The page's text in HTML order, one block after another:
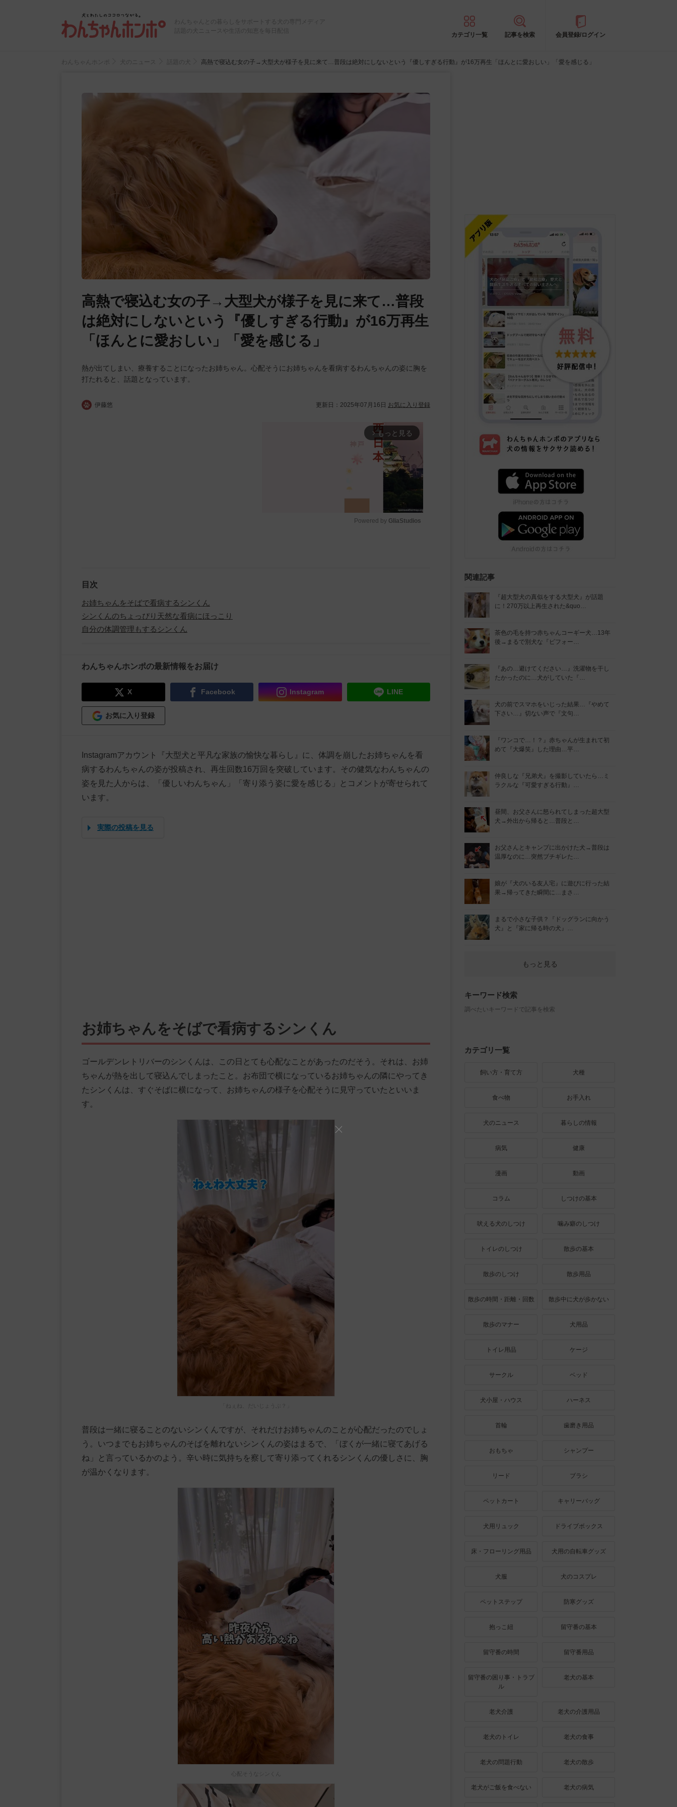
わんちゃんとの暮らしをサポートする犬の専門メディア
話題の犬ニュースや生活の知恵を毎日配信
カテゴリ一覧 記事を検索 会員登録/ログイン
わんちゃんホンポ 犬のニュース 話題の犬 高熱で寝込む女の子→大型犬が様子を見に来て…普段は絶対にしないという『優しすぎる行動』が16万再生「ほんとに愛おしい」「愛を感じる」
高熱で寝込む女の子→大型犬が様子を見に来て…普段
は絶対にしないという『優しすぎる行動』が16万再生
「ほんとに愛おしい」「愛を感じる」
熱が出てしまい、療養することになったお姉ちゃん。心配そうにお姉ちゃんを看病するわんちゃんの姿に胸を
打たれると、話題となっています。
伊藤悠 更新日： 2025年07月16日 お気に入り登録
arrow_forward_ios もっと見る
Powered by GliaStudios
目次
お姉ちゃんをそばで看病するシンくん
シンくんのちょっぴり天然な看病にほっこり
自分の体調管理もするシンくん
わんちゃんホンポの最新情報をお届け
X Facebook Instagram LINE
お気に入り登録
Instagramアカウント『大型犬と平凡な家族の愉快な暮らし』に、体調を崩したお姉ちゃんを看
病するわんちゃんの姿が投稿され、再生回数16万回を突破しています。その健気なわんちゃんの
姿を見た人からは、「優しいわんちゃん」「寄り添う姿に愛を感じる」とコメントが寄せられて
います。
実際の投稿を見る
お姉ちゃんをそばで看病するシンくん
ゴールデンレトリバーのシンくんは、この日とても心配なことがあったのだそう。それは、お姉
ちゃんが熱を出して寝込んでしまったこと。お布団で横になっているお姉ちゃんの隣にやってき
たシンくんは、すぐそばに横になって、お姉ちゃんの様子を心配そうに見守っていたといいま
す。
「ねぇね、だいじょうぶ？」
普段は一緒に寝ることのないシンくんですが、それだけお姉ちゃんのことが心配だったのでしょ
う。いつまでもお姉ちゃんのそばを離れないシンくんの姿はまるで、「ぼくが一緒に寝てあげる
ね」と言っているかのよう。辛い時に気持ちを察して寄り添ってくれるシンくんの優しさに、胸
が温かくなります。
関連記事
『超大型犬の真似をする大型犬』が話題
に！270万以上再生された&quo…
茶色の毛を持つ赤ちゃんコーギー犬…13年
後→まるで別犬な『ビフォー…
『あの…避けてください…』洗濯物を干し
たかったのに…犬がしていた『…
犬の前でスマホをいじった結果…『やめて
下さい…』切ない声で『文句…
『ワンコで…！？』赤ちゃんが生まれて初
めて『大爆笑』した理由…平…
仲良しな『兄弟犬』を撮影していたら…ミ
ラクルな『可愛すぎる行動』…
昼間、お父さんに怒られてしまった超大型
犬→外出から帰ると…普段と…
お父さんとキャンプに出かけた犬→普段は
温厚なのに…突然ブチギレた…
娘が『犬のいる友人宅』に遊びに行った結
果→帰ってきた瞬間に…まさ…
まるで小さな子供？『ドッグランに向かう
犬』と『家に帰る時の犬』…
もっと見る
キーワード検索
調べたいキーワードで記事を検索
カテゴリ一覧
飼い方・育て方 犬種
食べ物 お手入れ
犬のニュース 暮らしの情報
病気 健康
漫画 動画
コラム しつけの基本
吠える犬のしつけ 噛み癖のしつけ
トイレのしつけ 散歩の基本
散歩のしつけ 散歩用品
散歩の時間・距離・回数 散歩中に犬が歩かない
散歩のマナー 犬用品
トイレ用品 ケージ
サークル ベッド
犬小屋・ハウス ハーネス
首輪 歯磨き用品
おもちゃ シャンプー
リード ブラシ
ペットカート キャリーバッグ
犬用リュック ドライブボックス
床・フローリング用品 犬用の自転車グッズ
犬服 犬のコスプレ
ペットステップ 防寒グッズ
抱っこ紐 留守番の基本
留守番の時間 留守番用品
留守番の困り事・トラブ
ル
老犬の基本
老犬介護 老犬の介護用品
老犬のトイレ 老犬の食事
老犬の問題行動 老犬の散歩
老犬がご飯を食べない 老犬の病気